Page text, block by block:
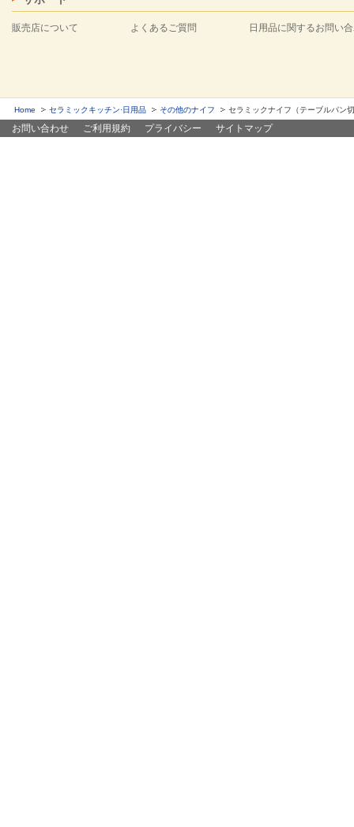
販売店について よくあるご質問 日用品に関するお問い
Home セラミックキッチン·日用品 その他のナイフ セラミックナイフ（テーブルパン
お問い合わせ ご利用規約 プライバシー サイトマップ